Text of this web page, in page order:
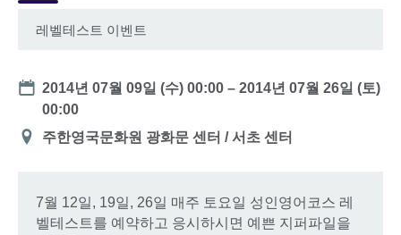
레벨테스트 이벤트
Date
2014년 07월 09일 (수) 00:00 –2014년 07월 26일 (토)
00:00
장
주한영국문화원 광화문 센터 / 서초 센터
7월 12일, 19일, 26일 매주 토요일 성인영어코스 레
벨테스트를 예약하고 응시하시면 예쁜 지퍼파일을